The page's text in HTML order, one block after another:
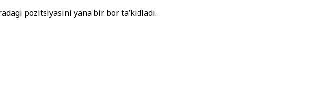
pozitsiyasini yana bir bor ta’kidladi.